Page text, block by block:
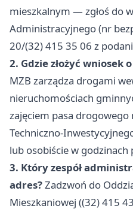
mieszkalnym — zgłoś do
Administracyjnego (nr
20/(32) 415 35 06 z
2. Gdzie złożyć wniosek
MZB zarządza drogami
nieruchomościach
zajęciem pasa drogowego
Techniczno-
lub osobiście w godzinach
3. Który zespół
adres?Zadzwoń do
Mieszkaniowej ((32) 415